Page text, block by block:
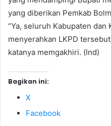
yang diberikan Pemkab
“Ya, seluruh Kabupaten
menyerahkan LKPD
katanya memgakhiri. (Ind)
Bagikan ini:
X
Facebook